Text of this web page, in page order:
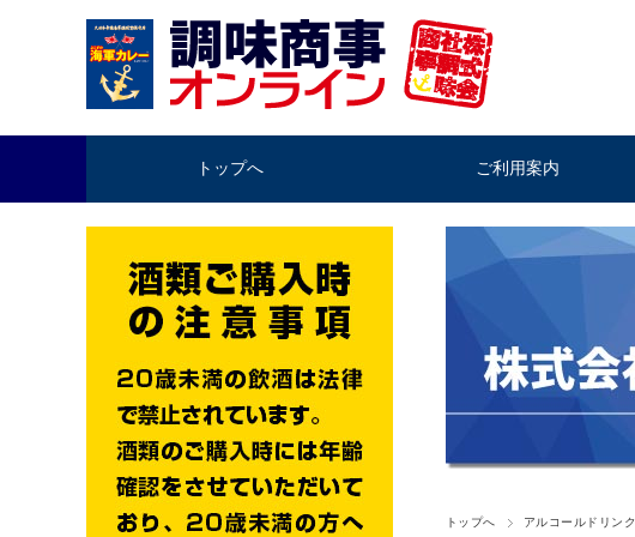
トップへ ご利用案内
トップへ アルコールドリンク